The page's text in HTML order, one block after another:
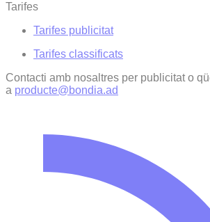
Tarifes
Tarifes publicitat
Tarifes classificats
Contacti amb nosaltres per publicitat o
a producte@bondia.ad